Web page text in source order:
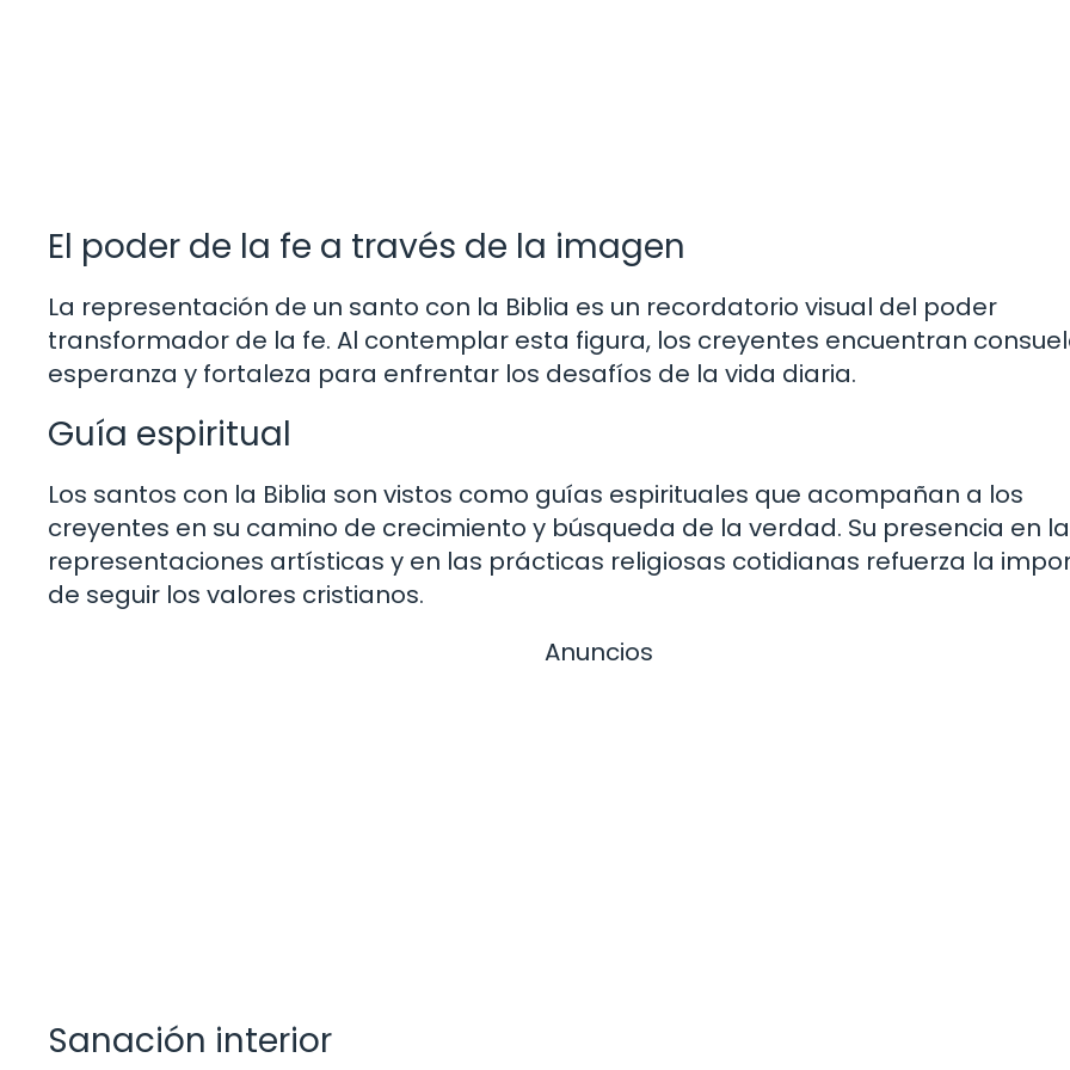
El poder de la fe a través de la imagen
La representación de un santo con la Biblia es un recordatorio visual del poder
transformador de la fe. Al contemplar esta figura, los creyentes encuentran
esperanza y fortaleza para enfrentar los desafíos de la vida diaria.
Guía espiritual
Los santos con la Biblia son vistos como guías espirituales que acompañan a los
creyentes en su camino de crecimiento y búsqueda de la verdad. Su presencia en
representaciones artísticas y en las prácticas religiosas cotidianas refuerza la
de seguir los valores cristianos.
Anuncios
Sanación interior